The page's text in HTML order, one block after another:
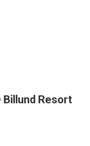
Billund Resort